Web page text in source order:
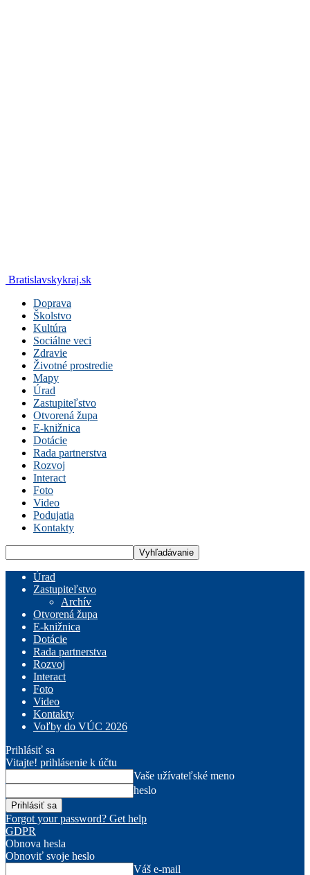
Bratislavskykraj.sk
Doprava
Školstvo
Kultúra
Sociálne veci
Zdravie
Životné prostredie
Mapy
Úrad
Zastupiteľstvo
Otvorená župa
E-knižnica
Dotácie
Rada partnerstva
Rozvoj
Interact
Foto
Video
Podujatia
Kontakty
Úrad
Zastupiteľstvo
Archív
Otvorená župa
E-knižnica
Dotácie
Rada partnerstva
Rozvoj
Interact
Foto
Video
Kontakty
Voľby do VÚC 2026
Prihlásiť sa
Vitajte! prihlásenie k účtu
Vaše užívateľské meno
heslo
Forgot your password? Get help
GDPR
Obnova hesla
Obnoviť svoje heslo
Váš e-mail